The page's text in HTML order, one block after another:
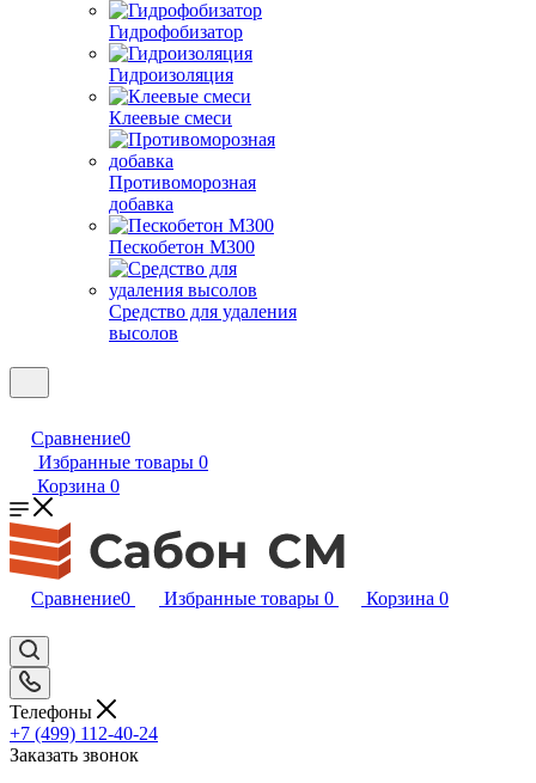
Гидрофобизатор
Гидроизоляция
Клеевые смеси
Противоморозная
добавка
Пескобетон М300
Средство для удаления
высолов
Сравнение0
Избранные товары 0
Корзина 0
Сравнение0 Избранные товары 0 Корзина 0
Телефоны
+7 (499) 112-40-24
Заказать звонок